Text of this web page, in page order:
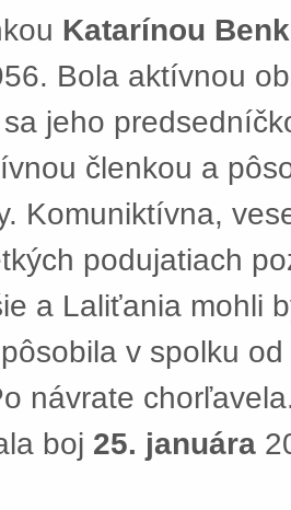
Katarínou
Bola aktívnou
jeho
členkou a
Komuniktívna,
podujatiach
a Laliťania mohli
v spolku
návrate
boj 25. januára